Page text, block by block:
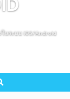
นระบบ iOS/Android
ส่ง Noblia สาวน้อยนักเล่